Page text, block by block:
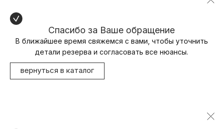
Спасибо за Ваше обращение
В ближайшее время свяжемся с вами, чтобы уточнить
детали резерва и согласовать все нюансы.
вернуться в каталог